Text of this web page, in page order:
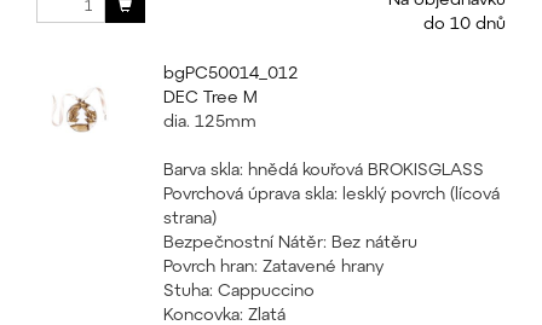
do 10 dnů
bgPC50014_012
DEC Tree M
dia. 125mm
Barva skla: hnědá kouřová BROKISGLASS
Povrchová úprava skla: lesklý povrch (lícová
strana)
Bezpečnostní Nátěr: Bez nátěru
Povrch hran: Zatavené hrany
Stuha: Cappuccino
Koncovka: Zlatá